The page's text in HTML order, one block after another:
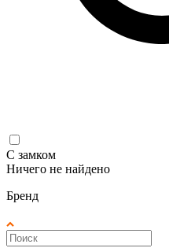
С замком
Ничего не найдено
Бренд